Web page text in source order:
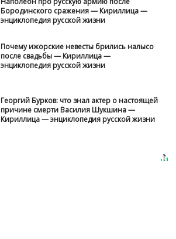
Бородинского сражения — Кириллица —
энциклопедия русской жизни
Почему ижорские невесты брились налысо
после свадьбы — Кириллица —
энциклопедия русской жизни
Георгий Бурков: что знал актер о настоящей
причине смерти Василия Шукшина —
Кириллица — энциклопедия русской жизни